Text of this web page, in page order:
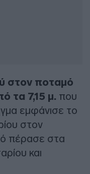
στον ποταμό
τα 7,15 μ. που
εμφάνισε το
στον
πέρασε στα
και